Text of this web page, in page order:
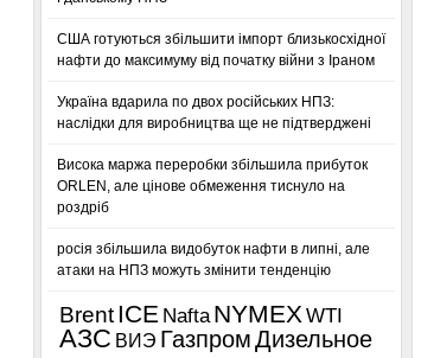
США готуються збільшити імпорт близькосхідної
нафти до максимуму від початку війни з Іраном
Україна вдарила по двох російських НПЗ:
наслідки для виробництва ще не підтверджені
Висока маржа переробки збільшила прибуток
ORLEN, але цінове обмеження тиснуло на
роздріб
росія збільшила видобуток нафти в липні, але
атаки на НПЗ можуть змінити тенденцію
Brent ICE Nafta NYMEXWTI
АЗС ВИЭ ГазпромДизельное